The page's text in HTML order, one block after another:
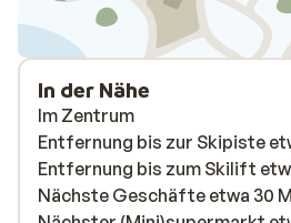
In der Nähe
Im Zentrum
Entfernung bis zur Skipiste
Entfernung bis zum Skilift
Nächste Geschäfte etwa 30